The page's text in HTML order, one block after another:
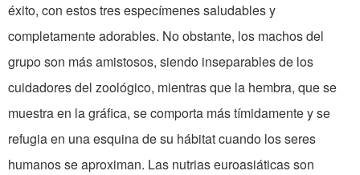
éxito, con estos tres especímenes saludables y
completamente adorables. No obstante, los machos del
grupo son más amistosos, siendo inseparables de los
cuidadores del zoológico, mientras que la hembra, que se
muestra en la gráfica, se comporta más tímidamente y se
refugia en una esquina de su hábitat cuando los seres
humanos se aproximan. Las nutrias euroasiáticas son